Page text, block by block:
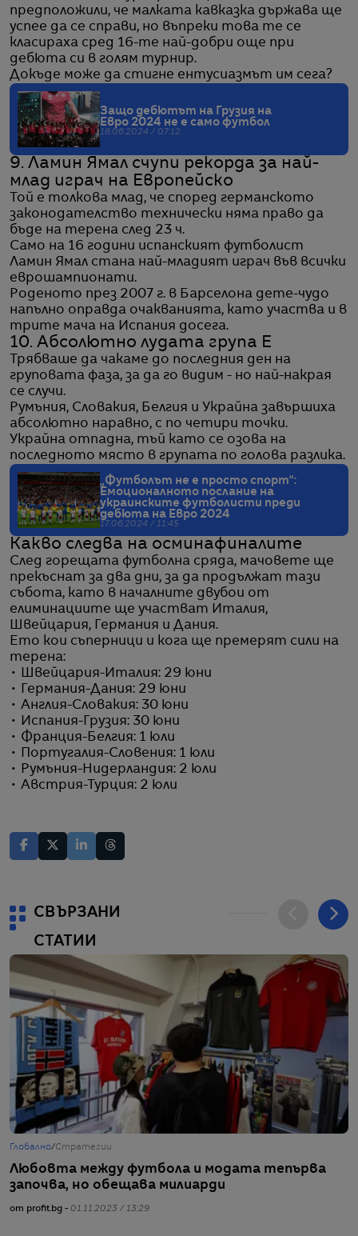
предположили, че малката кавказка държава ще
успее да се справи, но въпреки това те се
класираха сред 16-те най-добри още при
дебюта си в голям турнир.
Докъде може да стигне ентусиазмът им сега?
Защо дебютът на Грузия на
Евро 2024 не е само футбол
18.06.2024 / 07:12
9. Ламин Ямал счупи рекорда за най-
млад играч на Европейско
Той е толкова млад, че според германското
законодателство технически няма право да
бъде на терена след 23 ч.
Само на 16 години испанският футболист
Ламин Ямал стана най-младият играч във всички
еврошампионати.
Роденото през 2007 г. в Барселона дете-чудо
напълно оправда очакванията, като участва и в
трите мача на Испания досега.
10. Абсолютно лудата група E
Трябваше да чакаме до последния ден на
груповата фаза, за да го видим - но най-накрая
се случи.
Румъния, Словакия, Белгия и Украйна завършиха
абсолютно наравно, с по четири точки.
Украйна отпадна, тъй като се озова на
последното място в групата по голова разлика.
„Футболът не е просто спорт“:
Емоционалното послание на
украинските футболисти преди
дебюта на Евро 2024
17.06.2024 / 11:45
Какво следва на осминафиналите
След горещата футболна сряда, мачовете ще
прекъснат за два дни, за да продължат тази
събота, като в началните двубои от
елиминациите ще участват Италия,
Швейцария, Германия и Дания.
Ето кои съперници и кога ще премерят сили на
терена:
• Швейцария-Италия: 29 юни
• Германия-Дания: 29 юни
• Англия-Словакия: 30 юни
• Испания-Грузия: 30 юни
• Франция-Белгия: 1 юли
• Португалия-Словения: 1 юли
• Румъния-Нидерландия: 2 юли
• Австрия-Турция: 2 юли
СВЪРЗАНИ
СТАТИИ
Глобално/Стратегии
Любовта между футбола и модата тепърва
започва, но обещава милиарди
от profit.bg - 01.11.2023 / 13:29